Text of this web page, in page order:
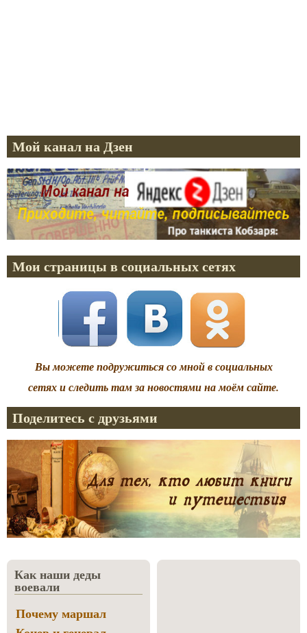
Мой канал на Дзен
Мои страницы в социальных сетях
Вы можете подружиться со мной в социальных
сетях и следить там за новостями на моём сайте.
Поделитесь с друзьями
Как наши деды
воевали
Почему маршал